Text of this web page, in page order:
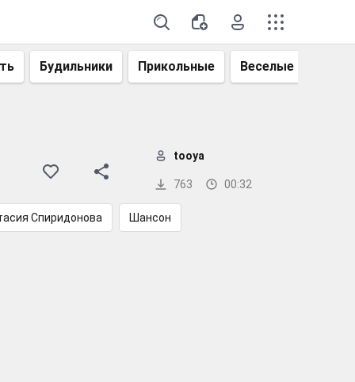
Будильники Прикольные Веселые
763 00:32
tooya
Спиридонова Шансон